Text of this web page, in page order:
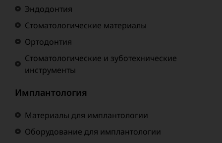
Эндодонтия
Стоматологические материалы
Ортодонтия
Стоматологические и зуботехнические
инструменты
Имплантология
Материалы для имплантологии
Оборудование для имплантологии